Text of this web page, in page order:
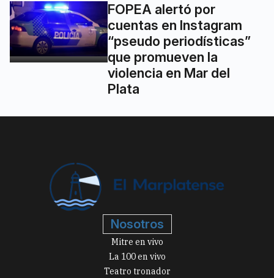
FOPEA alertó por
cuentas en Instagram
“pseudo periodísticas”
que promueven la
violencia en Mar del
Plata
Nosotros
Mitre en vivo
La 100 en vivo
Teatro tronador